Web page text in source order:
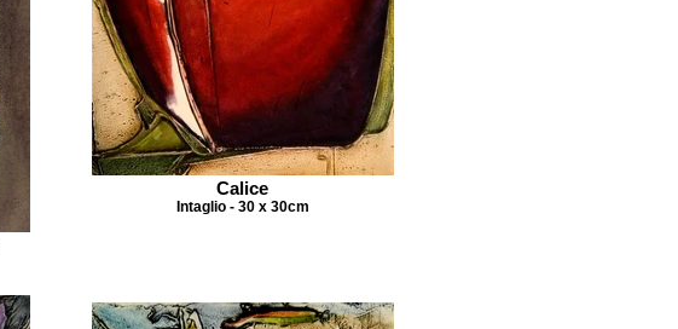
Calice
Intaglio - 30 x 30cm